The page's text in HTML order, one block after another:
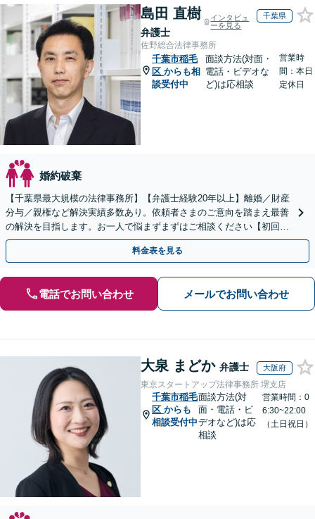
島田 直樹
弁護士
インタビュ
ーを見る
千葉県
佐野総合法律事務所
千葉市稲毛
区 からも相
談受付中
面談方法(対面・
電話・ビデオな
ど)は応相談
営業時
間：本日
定休日
婚約破棄
【千葉県最大規模の法律事務所】【弁護士経験20年以上】離婚／財産
分与／親権など解決実績多数あり。依頼者さまのご意向を踏まえ最善
の解決を目指します。お一人で悩まずまずはご相談ください【初回来
所相談無料】【電話・web面談可】【千葉中央駅5分】
料金表を見る
電話でお問い合わせ メールでお問い合わせ
大泉 まどか 弁護士 大阪府
東京スタートアップ法律事務所 堺支店
千葉市稲毛
区 からも
相談受付中
面談方法(対
面・電話・ビ
デオなど)は応
相談
営業時間：0
6:30~22:00
（土日祝日）